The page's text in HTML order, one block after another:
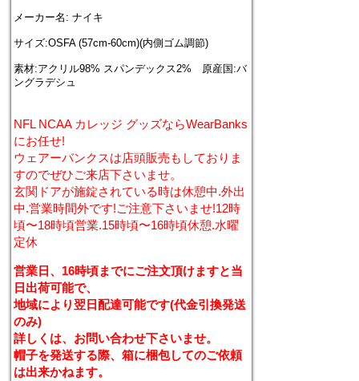
メーカー名: ナイキ
サイズ:OSFA (57cm-60cm)(内側ゴム調節)
素材:アクリル98% スパンデックス2% 原産国:バ
ングラデシュ
NFL NCAA カレッジ グッズならWearBanks
にお任せ!
ウェアーバンクスは店頭販売もしておりま
すのでぜひご来店下さいませ。
玄関ドアが施錠されている時は休憩中.外出
中.営業時間外です!ご注意下さいませ!12時
頃〜18時頃営業.15時頃〜16時頃休憩.水曜
定休
営業日、16時頃までにご注文頂けますと当
日出荷可能で、
地域により翌日配達可能です(代金引換発送
のみ)
詳しくは、お問い合わせ下さいませ。
帽子を発送する際、箱に梱包してのご依頼
は出来かねます。